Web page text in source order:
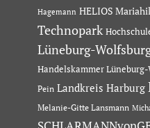
Hagemann HELIOS
Technopark
Lüneburg-
Handelskammer Lüneburg-
Pein Landkreis Harburg
Melanie-Gitte Lansmann